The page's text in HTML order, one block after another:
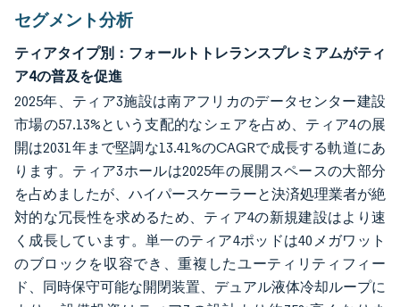
セグメント分析
ティアタイプ別：フォールトトレランスプレミアムがティ
ア4の普及を促進
2025年、ティア3施設は南アフリカのデータセンター建設
市場の57.13%という支配的なシェアを占め、ティア4の展
開は2031年まで堅調な13.41%のCAGRで成長する軌道にあ
ります。ティア3ホールは2025年の展開スペースの大部分
を占めましたが、ハイパースケーラーと決済処理業者が絶
対的な冗長性を求めるため、ティア4の新規建設はより速
く成長しています。単一のティア4ポッドは40メガワット
のブロックを収容でき、重複したユーティリティフィー
ド、同時保守可能な開閉装置、デュアル液体冷却ループに